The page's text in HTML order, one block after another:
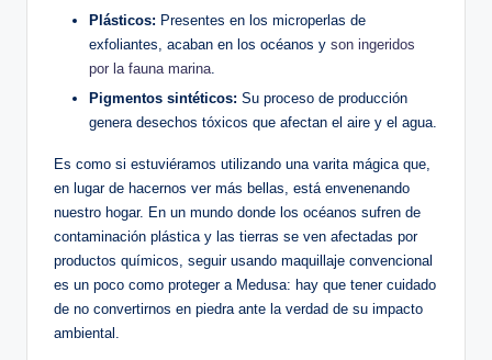
Plásticos: Presentes en los microperlas de
exfoliantes, acaban en los océanos y son ingeridos
por la fauna marina
Pigmentos sintéticos: Su proceso de producción
genera desechos tóxicos que afectan el aire y el agua.
Es como si estuviéramos utilizando una varita mágica que,
en lugar de hacernos ver más bellas, está envenenando
nuestro hogar. En un mundo donde los océanos sufren de
contaminación plástica y las tierras se ven afectadas por
productos químicos, seguir usando maquillaje convencional
es un poco como proteger a Medusa: hay que tener cuidado
de no convertirnos en piedra ante la verdad de su impacto
ambiental.